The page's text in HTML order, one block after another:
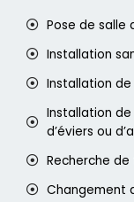
Pose de salle
Installation
Installation de
Installation
d’éviers ou
Recherche de
Changement